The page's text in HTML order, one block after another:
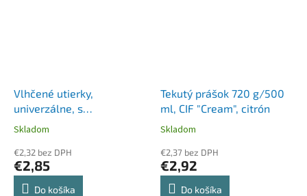
Vlhčené utierky,
univerzálne, s
uzatvárateľným viečkom,
Skladom
€2,32 bez DPH
€2,85
Do košíka
Tekutý prášok 720 g/500
ml, CIF "Cream", citrón
Skladom
€2,37 bez DPH
€2,92
Do košíka